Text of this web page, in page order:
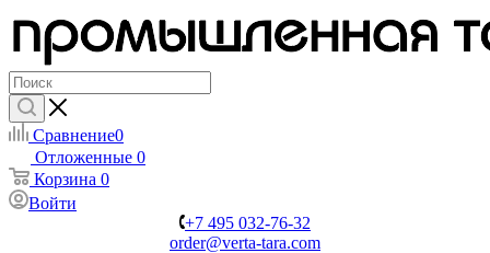
Сравнение0
Отложенные 0
Корзина 0
Войти
+7 495 032-76-32
order@verta-tara.com